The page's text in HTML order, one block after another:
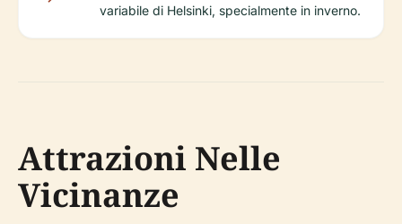
variabile di Helsinki, specialmente in inverno.
Attrazioni Nelle
Vicinanze